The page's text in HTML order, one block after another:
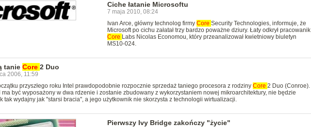
Ciche łatanie Microsoftu
7 maja 2010, 08:24
Ivan Arce, główny technolog firmy Core Security Technologies, informuje, że
Microsoft po cichu załatał trzy bardzo poważne dziury. Łaty odkrył pracowanik
Core Labs Nicolas Economou, który przeanalizował kwietniowy biuletyn
MS10-024.
tanie Core 2 Duo
2006, 11:59
przyszłego roku Intel prawdopodobnie rozpocznie sprzedaż taniego procesora z rodziny Core 2 Duo (Conroe).
ma być wyposażony w dwa rdzenie i zostanie zbudowany z wykorzystaniem nowej mikroarchitektury, nie będzie
tak wydajny jak "starsi bracia", a jego użytkownik nie skorzysta z technologii wirtualizacji.
Pierwszy Ivy Bridge zakończy "życie"